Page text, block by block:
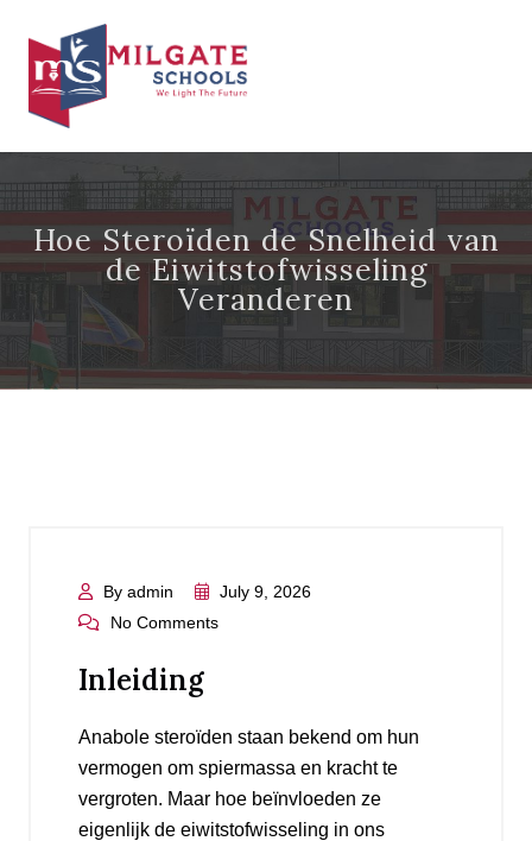
Hoe Steroïden de Snelheid van
de Eiwitstofwisseling
Veranderen
By admin
July 9, 2026
No Comments
Inleiding
Anabole steroïden staan bekend om hun
vermogen om spiermassa en kracht te
vergroten. Maar hoe beïnvloeden ze
eigenlijk de eiwitstofwisseling in ons